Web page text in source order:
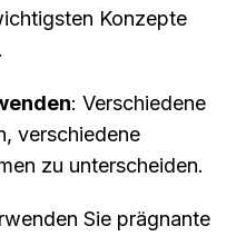
Konzepte
: Verschiedene
verschiedene
zu unterscheiden.
Sie prägnante